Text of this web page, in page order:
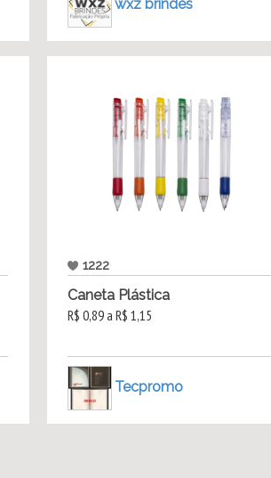
wxz brindes
1222
Caneta Plástica
R$ 0,89 a R$ 1,15
Tecpromo